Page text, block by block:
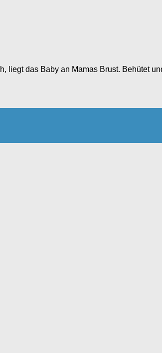
liegt das Baby an Mamas Brust. Behütet